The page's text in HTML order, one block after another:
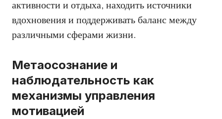
активности и отдыха, находить источники
вдохновения и поддерживать баланс между
различными сферами жизни.
Метаосознание и
наблюдательность как
механизмы управления
мотивацией